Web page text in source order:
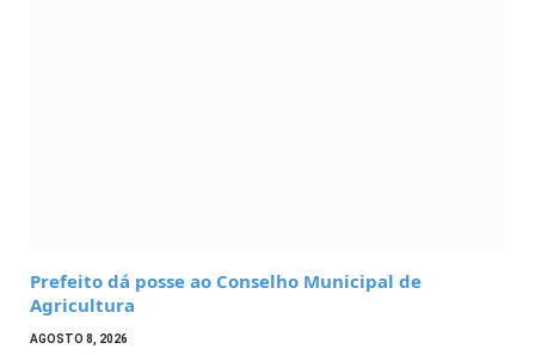
Prefeito dá posse ao Conselho Municipal de
Agricultura
AGOSTO 8, 2026